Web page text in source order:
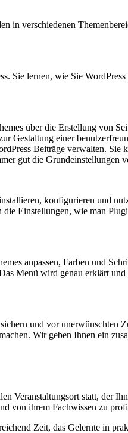
in verschiedenen
Sie lernen, wie Sie
über die Erstellung von
Gestaltung einer
Beiträge verwalten. Sie
gut die Grundeinstellungen
konfigurieren und
Einstellungen, wie man
anpassen, Farben und
Menü wird genau erklärt
und vor unerwünschten
Wir geben Ihnen ein
Veranstaltungsort statt, der
von ihrem Fachwissen zu
Zeit, das Gelernte in